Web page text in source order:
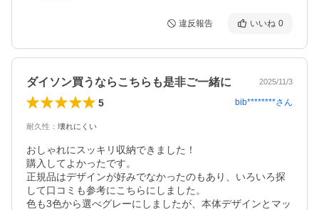
違反報告 いいね 0
ダイソン買うならこちらも是非ご一緒に 2025/11/3
5 bib********さん
耐久性 ： 壊れにくい
おしゃれにスッキリ収納できました！
購入してよかったです。
正規品はデザインが好みでなかったのもあり、いろいろ探
して口コミも参考にこちらにしました。
色も3色から選べグレーにしましたが、本体デザインとマッ